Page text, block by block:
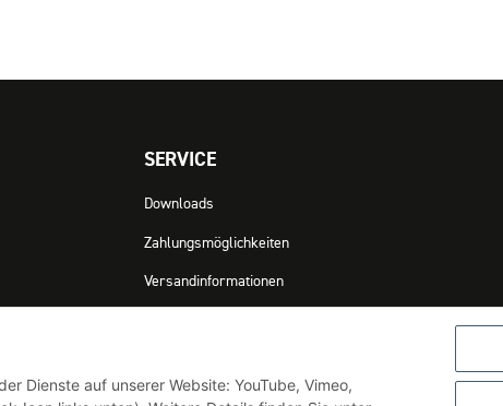
17:30 Uhr
SERVICE
Downloads
Zahlungsmöglichkeiten
Versandinformationen
Dienste auf unserer Website: YouTube, Vimeo,